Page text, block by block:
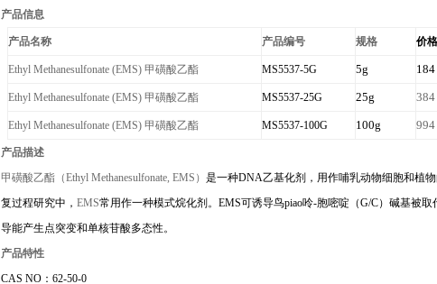
产品信息
产品名称 产品编号 规格 价
Ethyl Methanesulfonate (EMS) 甲磺酸乙酯 MS5537-5G 5g 184
Ethyl Methanesulfonate (EMS) 甲磺酸乙酯 MS5537-25G 25g 384
Ethyl Methanesulfonate (EMS) 甲磺酸乙酯 MS5537-100G 100g 994
产品描述
甲磺酸乙酯 （Ethyl Methanesulfonate, EMS ） 是一种DNA乙基化剂，用作哺乳动物细胞和植
复过程研究中， EMS常用作一种模式烷化剂。EMS可诱导鸟piao呤-胞嘧啶（G/C）碱基被
导能产生点突变和单核苷酸多态性。
产品特性
CAS NO：62-50-0